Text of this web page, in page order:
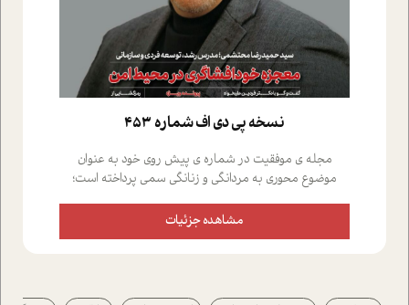
نسخه پي دي اف شماره 453
مجله ی موفقیت در شماره ی پیش روی خود به عنوان
موضوع محوری به مردانگی و زنانگی سمی پرداخته است؛
علیخواه، جامعه شناس در بخش های مختلف تلاش کرده ایم
از دریچه های گوناگون به این موضوع مهم بپردازیم.فصل
پیرامون آن آشنا می کند.در بخش دو فنجان داغ به سراغ افرادی
مشاهده جزئیات